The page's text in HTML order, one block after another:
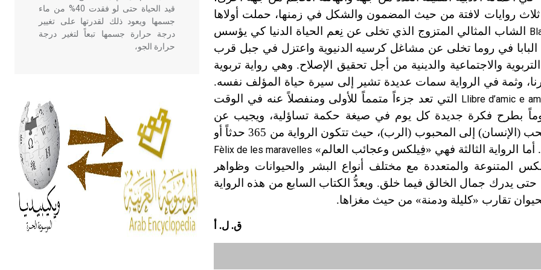
ثلاث روايات لافتة من حيث المضمون والشكل في زمنها، حملت أولاها
الشاب المثالي المتزوج الذي تخلى عن نِعم الحياة الدنيا كي يؤسس
في روما تخلى عن مشاغل كرسيه الدنيوية واعتزل في جبل قرب
والاجتماعية والدينية من أجل تحقيق الإصلاح. وهي رواية تربوية
وثمة في الرواية سمات عديدة تشير إلى سيرة حياة المؤلف نفسه.
Llibre d’amic e
التي تعد جزءاً متمماً للأولى ومنفصلاً عنه في الوقت
فهنا يقوم بلانكرنا في معتزله على مدى 365 يوماً بطرح فكرة جديدة كل يوم في صيغة حكمة تساؤلية، ويجيب عن
التساؤل بحكاية أو خرافة أو سيرة حياة لشرح طريق المحب (الإنسان) إلى المحبوب (الرب)، حيث تتكون الرواية من 365 حدثاً أو
الرواية الثالثة فهي «فِيلكس وعجائب العالم» Fèlix de les maravelles
والمتعددة مع مختلف أنواع البشر والحيوانات وظواهر
حتى يدرك جمال الخالق فيما خلق. ويعدُّ الكتاب السابع من هذه الرواية
تقارب «كليلة ودمنة» من حيث مغزاها.
ق. ل. أ
قيد الحياة حتى لو فقدت 40% من ماء
جسمها ويعود ذلك لقدرتها على تغيير
درجة حرارة جسمها تبعاً لتغير درجة
حرارة الجو،
أربعة مؤلفات هي: الحكم، الأدلة، تنظيم
التغذية، ورسالته في جروح الرأس.
ويعود له الفضل بأنه حرر الطب من
الدين والفلسفة.
- هل تعلم أن المرجان إفراز حيواني
يتكون في البحر ويتركب من مادة
كربونات الكلسيوم، وهو أحمر أو شديد
الحمرة وهو أجود أنواعه، ويمتاز بكبر
الحجم ويسمى الش